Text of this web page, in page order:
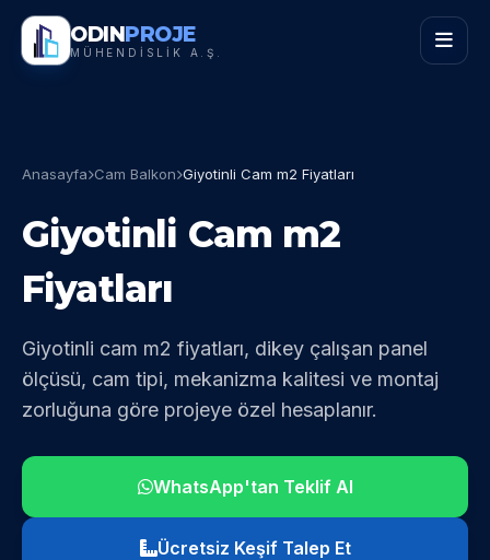
ODINPROJE
MÜHENDİSLİK A.Ş.
Anasayfa Cam Balkon Giyotinli Cam m2 Fiyatları
Giyotinli Cam m2
Fiyatları
Giyotinli cam m2 fiyatları, dikey çalışan panel
ölçüsü, cam tipi, mekanizma kalitesi ve montaj
zorluğuna göre projeye özel hesaplanır.
WhatsApp'tan Teklif Al
Ücretsiz Keşif Talep Et